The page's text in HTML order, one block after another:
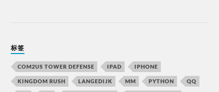
标签
COM2US TOWER DEFENSE IPAD IPHONE
KINGDOM RUSH LANGEDIJK MM PYTHON QQ